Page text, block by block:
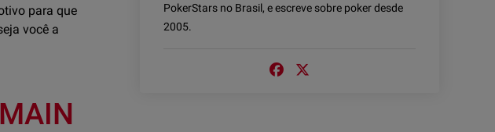
para que
você a
PokerStars no Brasil, e escreve sobre poker desde
2005.